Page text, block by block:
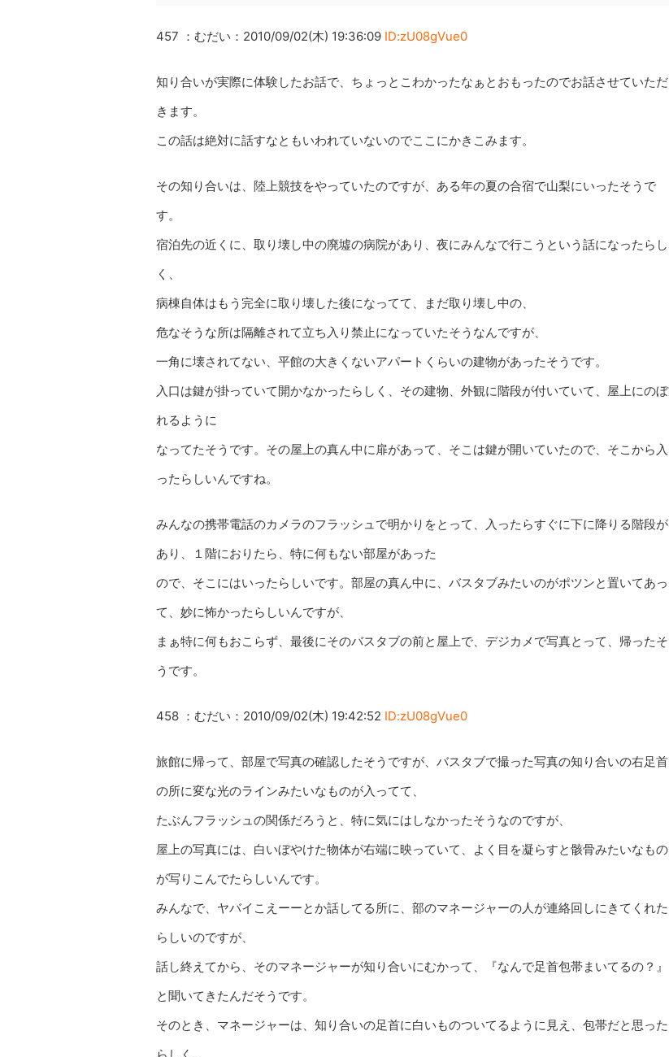
457 ：むだい：2010/09/02(木) 19:36:09 ID:zU08gVue0
知り合いが実際に体験したお話で、ちょっとこわかったなぁとおもったのでお話させていただ
きます。
この話は絶対に話すなともいわれていないのでここにかきこみます。
その知り合いは、陸上競技をやっていたのですが、ある年の夏の合宿で山梨にいったそうで
す。
宿泊先の近くに、取り壊し中の廃墟の病院があり、夜にみんなで行こうという話になったらし
く、
病棟自体はもう完全に取り壊した後になってて、まだ取り壊し中の、
危なそうな所は隔離されて立ち入り禁止になっていたそうなんですが、
一角に壊されてない、平館の大きくないアパートくらいの建物があったそうです。
入口は鍵が掛っていて開かなかったらしく、その建物、外観に階段が付いていて、屋上にのぼ
れるように
なってたそうです。その屋上の真ん中に扉があって、そこは鍵が開いていたので、そこから入
ったらしいんですね。
みんなの携帯電話のカメラのフラッシュで明かりをとって、入ったらすぐに下に降りる階段が
あり、１階におりたら、特に何もない部屋があった
ので、そこにはいったらしいです。部屋の真ん中に、バスタブみたいのがポツンと置いてあっ
て、妙に怖かったらしいんですが、
まぁ特に何もおこらず、最後にそのバスタブの前と屋上で、デジカメで写真とって、帰ったそ
うです。
458 ：むだい：2010/09/02(木) 19:42:52 ID:zU08gVue0
旅館に帰って、部屋で写真の確認したそうですが、バスタブで撮った写真の知り合いの右足首
の所に変な光のラインみたいなものが入ってて、
たぶんフラッシュの関係だろうと、特に気にはしなかったそうなのですが、
屋上の写真には、白いぼやけた物体が右端に映っていて、よく目を凝らすと骸骨みたいなもの
が写りこんでたらしいんです。
みんなで、ヤバイこえーーとか話してる所に、部のマネージャーの人が連絡回しにきてくれた
らしいのですが、
話し終えてから、そのマネージャーが知り合いにむかって、『なんで足首包帯まいてるの？』
と聞いてきたんだそうです。
そのとき、マネージャーは、知り合いの足首に白いものついてるように見え、包帯だと思った